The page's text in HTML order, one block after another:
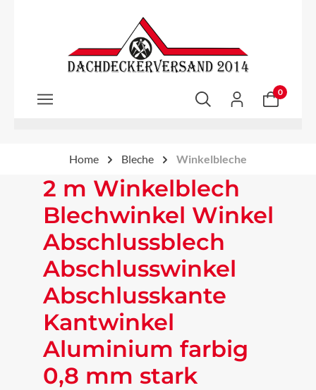
Zum Hauptinhalt springen
0
Home Bleche Winkelbleche
2 m Winkelblech
Blechwinkel Winkel
Abschlussblech
Abschlusswinkel
Abschlusskante
Kantwinkel
Aluminium farbig
0,8 mm stark